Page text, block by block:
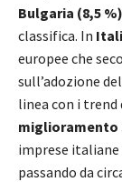
Bulgaria (8,5
classifica. In
europee che
sull’adozione
linea con i
miglioramento
imprese
passando da